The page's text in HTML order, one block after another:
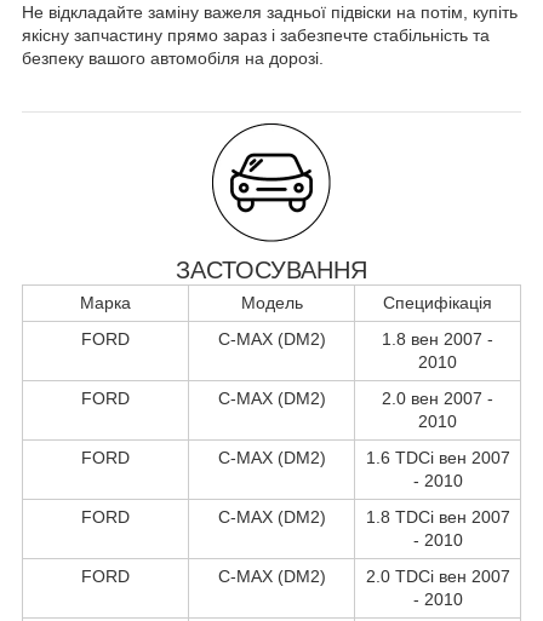
Не відкладайте заміну важеля задньої підвіски на потім, купіть
якісну запчастину прямо зараз і забезпечте стабільність та
безпеку вашого автомобіля на дорозі.
ЗАСТОСУВАННЯ
Марка Модель
Специфікація
FORD
C-MAX (DM2)
1.8 вен 2007 -
2010
FORD
C-MAX (DM2)
2.0 вен 2007 -
2010
FORD
C-MAX (DM2)
1.6 TDCi вен 2007
- 2010
FORD
C-MAX (DM2)
1.8 TDCi вен 2007
- 2010
FORD
C-MAX (DM2)
2.0 TDCi вен 2007
- 2010